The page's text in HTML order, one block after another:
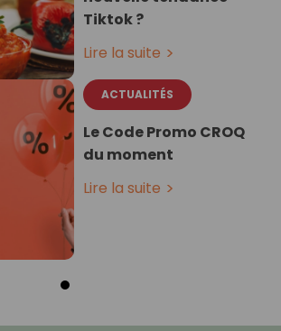
Tiktok ?
Lire la suite
ACTUALITÉS
Le Code Promo CROQ
du moment
Lire la suite